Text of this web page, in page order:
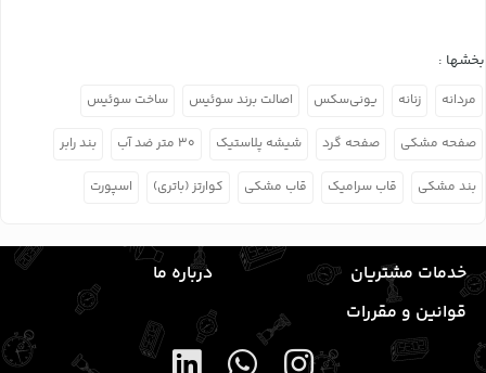
بخشها :
مردانه زنانه یونی‌سکس اصالت برند سوئیس ساخت سوئیس
صفحه مشکی صفحه گرد شیشه پلاستیک ۳۰ متر ضد آب بند رابر
بند مشکی قاب سرامیک قاب مشکی کوارتز (باتری) اسپورت
خدمات مشتریان
درباره ما
قوانین و مقررات